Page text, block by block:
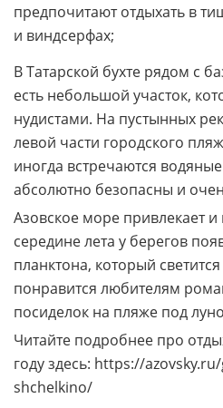
предпочитают отдыхать в
и виндсерфах;
В Татарской бухте рядом с
есть небольшой участок,
нудистами. На пустынных
левой части городского
иногда встречаются
абсолютно безопасны и
Азовское море привлекает
середине лета у берегов
планктона, который
понравится любителям
посиделок на пляже под
Читайте подробнее про
году здесь: https://
shchelkino/